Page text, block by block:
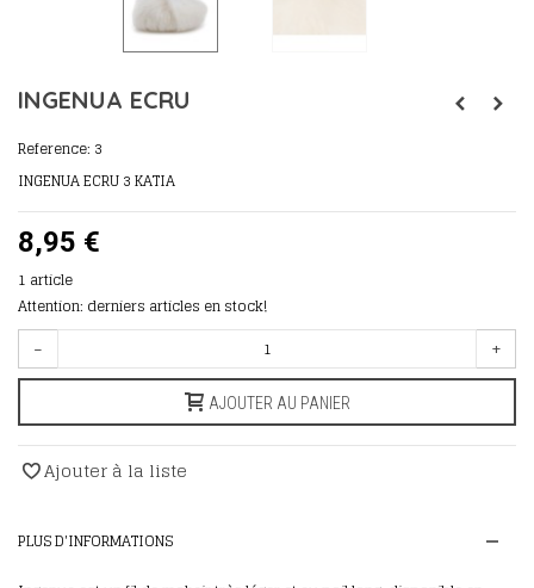
INGENUA ECRU
Reference: 3
INGENUA ECRU 3 KATIA
8,95 €
1 article
Attention: derniers articles en stock!
- +
AJOUTER AU PANIER
Ajouter à la liste
PLUS D'INFORMATIONS